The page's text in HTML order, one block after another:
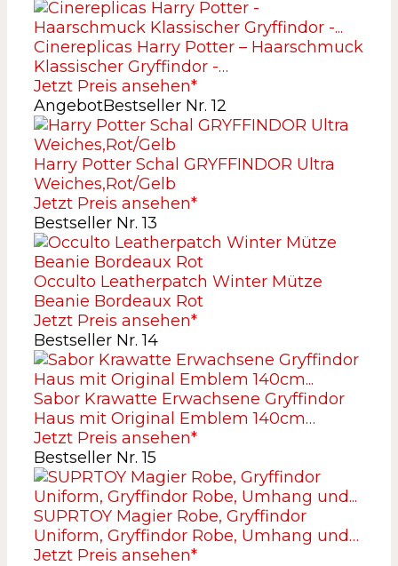
Cinereplicas Harry Potter – Haarschmuck
Klassischer Gryffindor -…
Jetzt Preis ansehen*
AngebotBestseller Nr. 12
Harry Potter Schal GRYFFINDOR Ultra
Weiches,Rot/Gelb
Jetzt Preis ansehen*
Bestseller Nr. 13
Occulto Leatherpatch Winter Mütze
Beanie Bordeaux Rot
Jetzt Preis ansehen*
Bestseller Nr. 14
Sabor Krawatte Erwachsene Gryffindor
Haus mit Original Emblem 140cm…
Jetzt Preis ansehen*
Bestseller Nr. 15
SUPRTOY Magier Robe, Gryffindor
Uniform, Gryffindor Robe, Umhang und…
Jetzt Preis ansehen*